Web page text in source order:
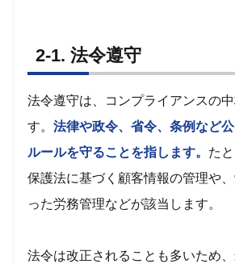
2-1. 法令遵守
法令遵守は、コンプライアンスの
す。法律や政令、省令、条例など
ルールを守ることを指します。 た
保護法に基づく顧客情報の管理や
った労務管理などが該当します。
法令は改正されることも多いため